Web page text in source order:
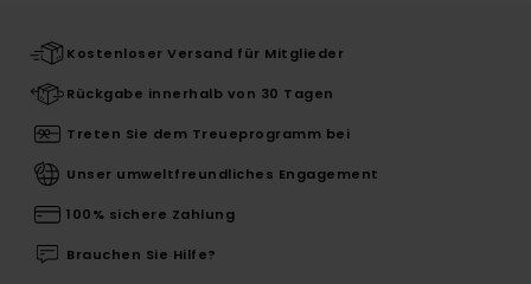
Kostenloser Versand für Mitglieder
Rückgabe innerhalb von 30 Tagen
Treten Sie dem Treueprogramm bei
Unser umweltfreundliches Engagement
100% sichere Zahlung
Brauchen Sie Hilfe?